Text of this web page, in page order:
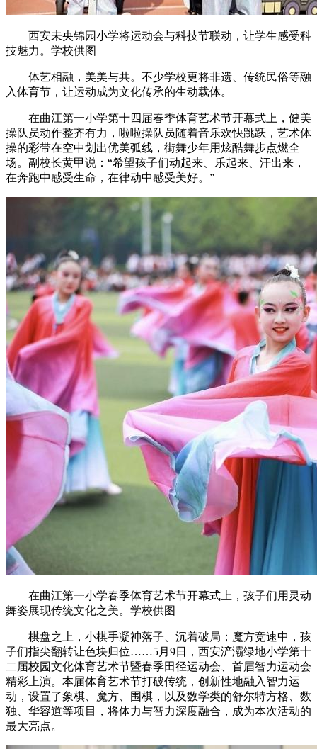
西安未央锦园小学将运动会与科技节联动，让学生感受科
技魅力。学校供图
体艺相融，美美与共。不少学校更将非遗、传统民俗等融
入体育节，让运动成为文化传承的生动载体。
在曲江第一小学第十四届春季体育艺术节开幕式上，健美
操队员动作整齐有力，啦啦操队员随着音乐欢快跳跃，艺术体
操的彩带在空中划出优美弧线，街舞少年用炫酷舞步点燃全
场。副校长黄甲说：“希望孩子们动起来、乐起来、汗出来，
在奔跑中感受生命，在律动中感受美好。”
在曲江第一小学春季体育艺术节开幕式上，孩子们用灵动
舞姿展现传统文化之美。学校供图
棋盘之上，小棋手凝神落子、沉着破局；魔方竞速中，孩
子们指尖翻转让色块归位……5月9日，西安浐灞绿地小学第十
二届校园文化体育艺术节暨春季田径运动会、首届智力运动会
精彩上演。本届体育艺术节打破传统，创新性地融入智力运
动，设置了象棋、魔方、围棋，以及数学类的舒尔特方格、数
独、华容道等项目，将体力与智力深度融合，成为本次活动的
最大亮点。